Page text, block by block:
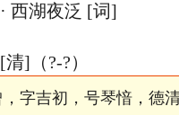
西湖夜泛 [词]
]（?-?）
字吉初，号琴愔，德